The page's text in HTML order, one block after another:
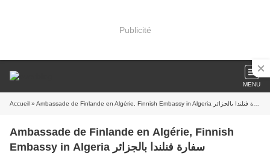
Publicité
MENU
Accueil » Ambassade de Finlande en Algérie, Finnish Embassy in Algeria سفارة فنلندا بالجزائر
Ambassade de Finlande en Algérie, Finnish
Embassy in Algeria سفارة فنلندا بالجزائر